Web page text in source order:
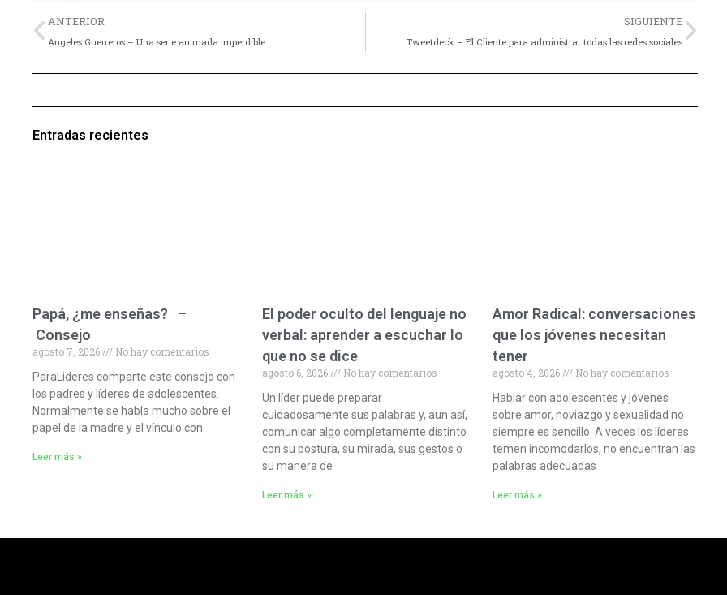
Previo
ANTERIOR
Angeles Guerreros – Una serie animada imperdible
SIGUIENTE
Tweetdeck – El Cliente para administrar todas las redes sociales
Entradas recientes
Papá, ¿me enseñas? –
Consejo
agosto 7, 2026
No hay comentarios
ParaLideres comparte este consejo con
los padres y líderes de adolescentes.
Normalmente se habla mucho sobre el
papel de la madre y el vínculo con
Leer más »
El poder oculto del lenguaje no
verbal: aprender a escuchar lo
que no se dice
agosto 6, 2026
No hay comentarios
Un líder puede preparar
cuidadosamente sus palabras y, aun así,
comunicar algo completamente distinto
con su postura, su mirada, sus gestos o
su manera de
Leer más »
Amor Radical: conversaciones
que los jóvenes necesitan
tener
agosto 4, 2026
No hay comentarios
Hablar con adolescentes y jóvenes
sobre amor, noviazgo y sexualidad no
siempre es sencillo. A veces los líderes
temen incomodarlos, no encuentran las
palabras adecuadas
Leer más »